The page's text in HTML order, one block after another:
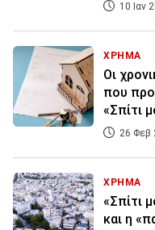
10 Ιαν
ΧΡΗΜΑ
Οι
που
«Σπίτι
26 Φεβ
ΧΡΗΜΑ
«Σπίτι
και η